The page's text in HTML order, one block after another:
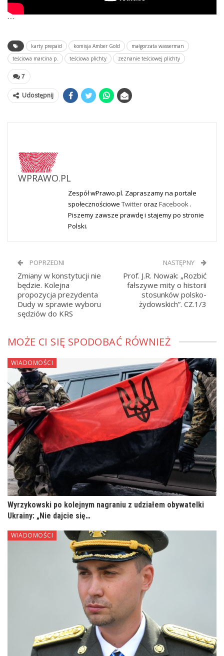
```
karty prepaid komisja Amber Gold
małgorzata wasserman
teściowa marcina p.
teściowa plichty zeznanie teściowej plichty
7
Udostępnij
WPRAWO.PL
Zespół wPrawo.pl. Zapraszamy na portale
społecznościowe Twitteroraz Facebook .
Piszemy zawsze prawdę i stajemy po stronie
Polski.
POPRZEDNI
Zmiany w konstytucji nie
będzie. Kolejna
propozycja prezydenta
Dudy w sprawie wyboru
sędziów do KRS
NASTĘPNY
Prof. J.R. Nowak: „Rozbić
fałszywe mity o historii
stosunków polsko-
żydowskich”. CZ.1/3
MOŻE CI SIĘ SPODOBAĆ RÓWNIEŻ
WIADOMOŚCI
Wyrzykowski po kolejnym nagraniu z udziałem obywatelki
Ukrainy: „Nie dajcie się…
WIADOMOŚCI